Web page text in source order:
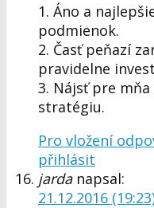
1. Áno a
podmienok.
2. Časť peňazí
pravidelne
3. Nájsť pre
stratégiu.
Pro vložení
přihlásit
jarda napsal:
21.12.2016